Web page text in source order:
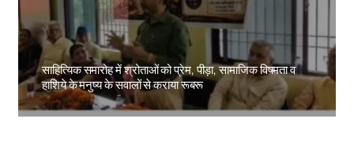
साहित्यिक समारोह में श्रोताओं को प्रेम, पीड़ा, सामाजिक विषमता व
हाशिये के मनुष्य के सवालों से कराया रूबरू
Amit Lekh